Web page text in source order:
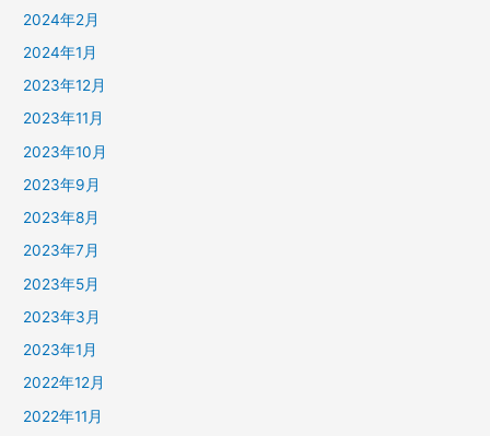
2024年2月
2024年1月
2023年12月
2023年11月
2023年10月
2023年9月
2023年8月
2023年7月
2023年5月
2023年3月
2023年1月
2022年12月
2022年11月